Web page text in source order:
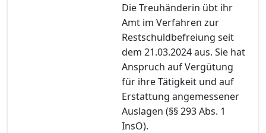
Die Treuhänderin übt ihr
Amt im Verfahren zur
Restschuldbefreiung seit
dem 21.03.2024 aus. Sie hat
Anspruch auf Vergütung
für ihre Tätigkeit und auf
Erstattung angemessener
Auslagen (§§ 293 Abs. 1
InsO).